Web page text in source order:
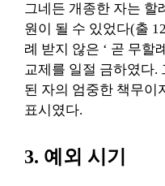
그네든 개종한 자는 할
원이 될 수 있었다(출
례 받지 않은 ‘ 곧 무할
교제를 일절 금하였다.
된 자의 엄중한 책무이
표시였다.
3. 예외 시기